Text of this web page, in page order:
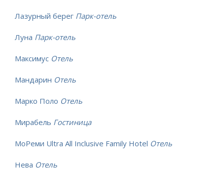
Лазурный берег Парк-отель
Луна Парк-отель
Максимус Отель
Мандарин Отель
Марко Поло Отель
Мирабель Гостиница
МоРеми Ultra All Inclusive Family Hotel Отель
Нева Отель